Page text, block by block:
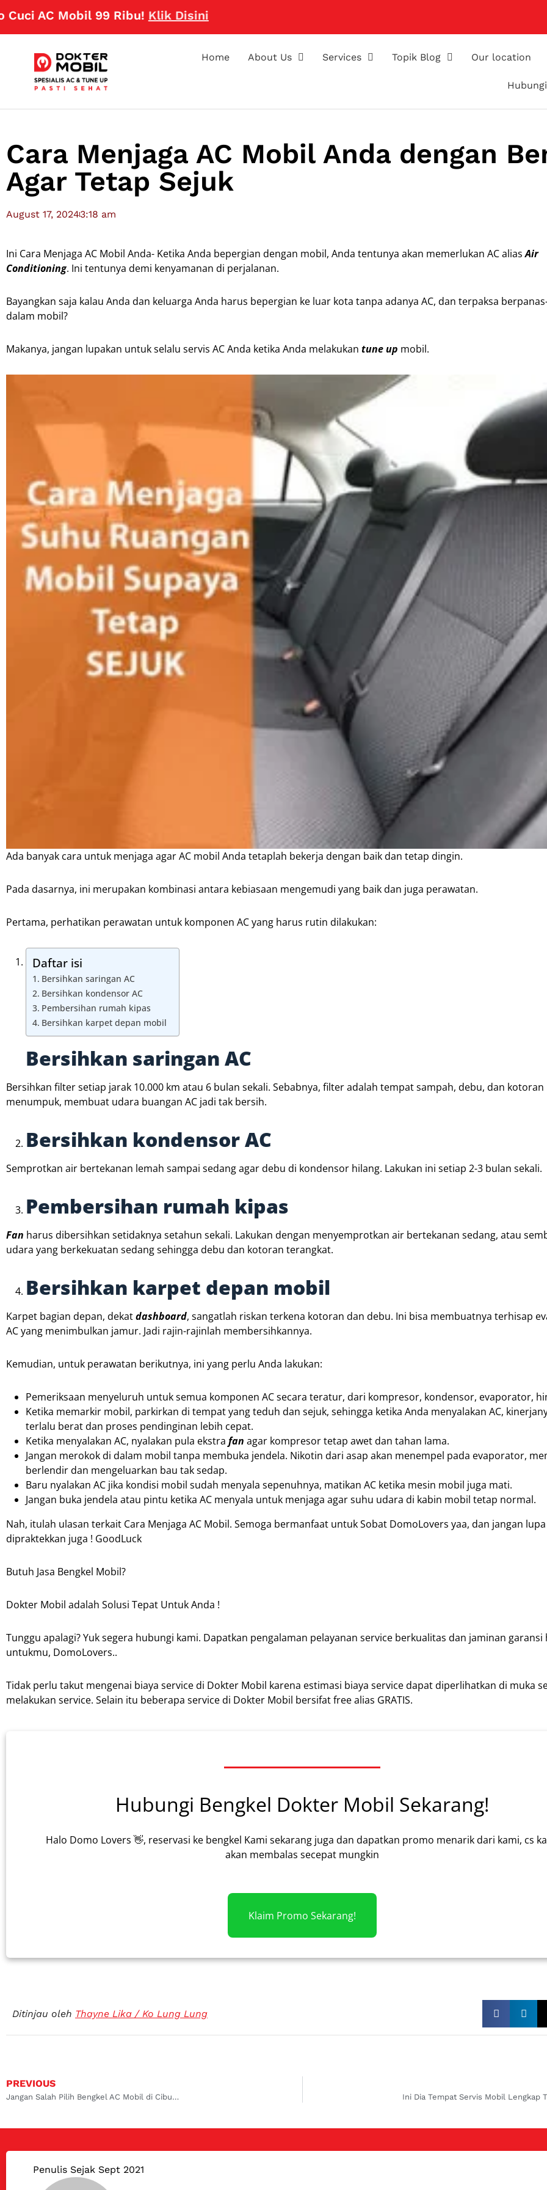
Mobil 99 Ribu!Klik Disini
Home About Us Services Topik Blog Our location
Cara Menjaga AC Mobil Anda dengan
Agar Tetap Sejuk
August 17, 20243:18 am
Ini Cara Menjaga AC Mobil Anda- Ketika Anda bepergian dengan mobil, Anda tentunya akan memerlukan AC aliasAir
Conditioning. Ini tentunya demi kenyamanan di perjalanan.
Bayangkan saja kalau Anda dan keluarga Anda harus bepergian ke luar kota tanpa adanya AC, dan terpaksa
dalam mobil?
Makanya, jangan lupakan untuk selalu servis AC Anda ketika Anda melakukan tune up mobil.
Ada banyak cara untuk menjaga agar AC mobil Anda tetaplah bekerja dengan baik dan tetap dingin.
Pada dasarnya, ini merupakan kombinasi antara kebiasaan mengemudi yang baik dan juga perawatan.
Pertama, perhatikan perawatan untuk komponen AC yang harus rutin dilakukan:
Daftar isi
Bersihkan saringan AC
Bersihkan kondensor AC
Pembersihan rumah kipas
Bersihkan karpet depan mobil
Bersihkan saringan AC
Bersihkan filter setiap jarak 10.000 km atau 6 bulan sekali. Sebabnya, filter adalah tempat sampah, debu, dan kotoran
menumpuk, membuat udara buangan AC jadi tak bersih.
Bersihkan kondensor AC
Semprotkan air bertekanan lemah sampai sedang agar debu di kondensor hilang. Lakukan ini setiap 2-3 bulan sekali.
Pembersihan rumah kipas
Fan harus dibersihkan setidaknya setahun sekali. Lakukan dengan menyemprotkan air bertekanan sedang, atau
udara yang berkekuatan sedang sehingga debu dan kotoran terangkat.
Bersihkan karpet depan mobil
Karpet bagian depan, dekatdashboard, sangatlah riskan terkena kotoran dan debu. Ini bisa membuatnya terhisap
AC yang menimbulkan jamur. Jadi rajin-rajinlah membersihkannya.
Kemudian, untuk perawatan berikutnya, ini yang perlu Anda lakukan:
Pemeriksaan menyeluruh untuk semua komponen AC secara teratur, dari kompresor, kondensor, evaporator,
Ketika memarkir mobil, parkirkan di tempat yang teduh dan sejuk, sehingga ketika Anda menyalakan AC,
terlalu berat dan proses pendinginan lebih cepat.
Ketika menyalakan AC, nyalakan pula ekstra fan agar kompresor tetap awet dan tahan lama.
Jangan merokok di dalam mobil tanpa membuka jendela. Nikotin dari asap akan menempel pada evaporator,
berlendir dan mengeluarkan bau tak sedap.
Baru nyalakan AC jika kondisi mobil sudah menyala sepenuhnya, matikan AC ketika mesin mobil juga mati.
Jangan buka jendela atau pintu ketika AC menyala untuk menjaga agar suhu udara di kabin mobil tetap normal.
Nah, itulah ulasan terkait Cara Menjaga AC Mobil. Semoga bermanfaat untuk Sobat DomoLovers yaa, dan jangan lupa
dipraktekkan juga ! GoodLuck
Butuh Jasa Bengkel Mobil?
Dokter Mobil adalah Solusi Tepat Untuk Anda !
Tunggu apalagi? Yuk segera hubungi kami. Dapatkan pengalaman pelayanan service berkualitas dan jaminan garansi
untukmu, DomoLovers..
Tidak perlu takut mengenai biaya service di Dokter Mobil karena estimasi biaya service dapat diperlihatkan di muka
melakukan service. Selain itu beberapa service di Dokter Mobil bersifat free alias GRATIS.
Hubungi Bengkel Dokter Mobil Sekarang!
Halo Domo Lovers 👋, reservasi ke bengkel Kami sekarang juga dan dapatkan promo menarik dari kami, cs
akan membalas secepat mungkin
Klaim Promo Sekarang!
Ditinjau oleh Thayne Lika / Ko Lung Lung
PREVIOUS
Jangan Salah Pilih Bengkel AC Mobil di Cibubur
Penulis Sejak Sept 2021